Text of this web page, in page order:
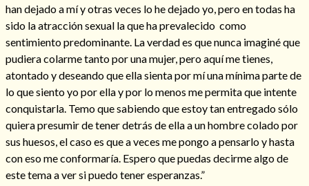
Hechizos de amor
han dejado a mí y otras veces lo he dejado yo, pero en todas ha
sido la atracción sexual la que ha prevalecido como
sentimiento predominante. La verdad es que nunca imaginé que
pudiera colarme tanto por una mujer, pero aquí me tienes,
atontado y deseando que ella sienta por mí una mínima parte de
lo que siento yo por ella y por lo menos me permita que intente
conquistarla. Temo que sabiendo que estoy tan entregado sólo
quiera presumir de tener detrás de ella a un hombre colado por
sus huesos, el caso es que a veces me pongo a pensarlo y hasta
con eso me conformaría. Espero que puedas decirme algo de
este tema a ver si puedo tener esperanzas.”